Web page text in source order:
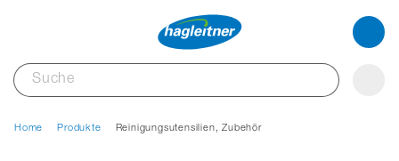
Home Produkte Reinigungsutensilien, Zubehör